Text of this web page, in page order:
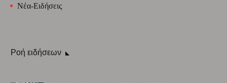
Νέα-Ειδήσεις
Ροή ειδήσεων